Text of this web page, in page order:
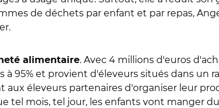
de déchets par enfant et par repas,
alimentaire. Avec 4 millions d'euros
95% et provient d'éleveurs situés dans un
aux éleveurs partenaires d'organiser leur
tel mois, tel jour, les enfants vont manger